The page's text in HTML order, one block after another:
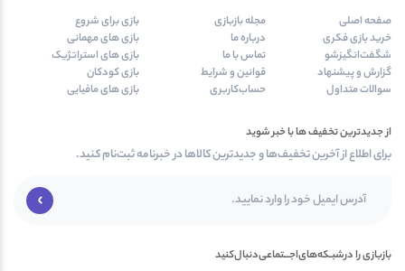
صفحه اصلی
خرید بازی فکری
شگفت‌انگیزشو
گزارش و پیشنهاد
سوالات متداول
مجله بازبازی
درباره ما
تماس با ما
قوانین و شرایط
حساب‌کاربری
بازی برای شروع
بازی های مهمانی
بازی های استراتژیک
بازی کودکان
بازی های مافیایی
از جدیدترین تخفیف ها با خبر شوید
برای اطلاع از آخرین تخفیف‌ها و جدیدترین کالاها در خبرنامه ثبت‌نام کنید.
بازبازی را در‌‌شبـکه‌های‌اجـــتماعی‌دنبال‌کنید